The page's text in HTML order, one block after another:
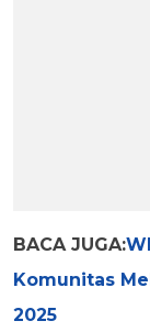
BACA JUGA:
Komunitas
2025